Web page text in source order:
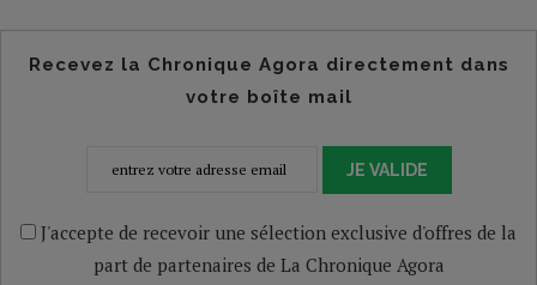
Recevez la Chronique Agora directement dans
votre boîte mail
JE VALIDE
J'accepte de recevoir une sélection exclusive d'offres de la
part de partenaires de La Chronique Agora